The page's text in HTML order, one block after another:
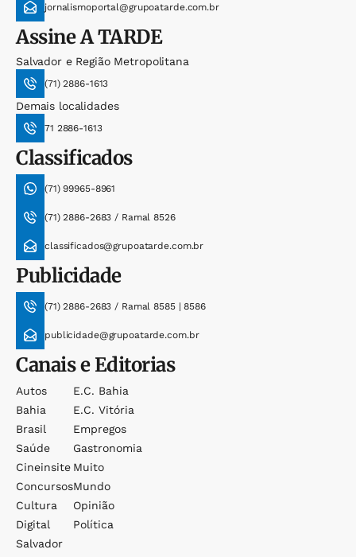
jornalismoportal@grupoatarde.com.br
AssineA TARDE
Salvador e Região Metropolitana
(71) 2886-1613
Demais localidades
71 2886-1613
Classificados
(71) 99965-8961
(71) 2886-2683 / Ramal 8526
classificados@grupoatarde.com.br
Publicidade
(71) 2886-2683 / Ramal 8585 | 8586
publicidade@grupoatarde.com.br
Canais e Editorias
Autos
Bahia
Brasil
Saúde
Cineinsite
Concursos
Cultura
Digital
Salvador
E.c. Bahia
E.c. Vitória
Empregos
Gastronomia
Muito
Mundo
Opinião
Política